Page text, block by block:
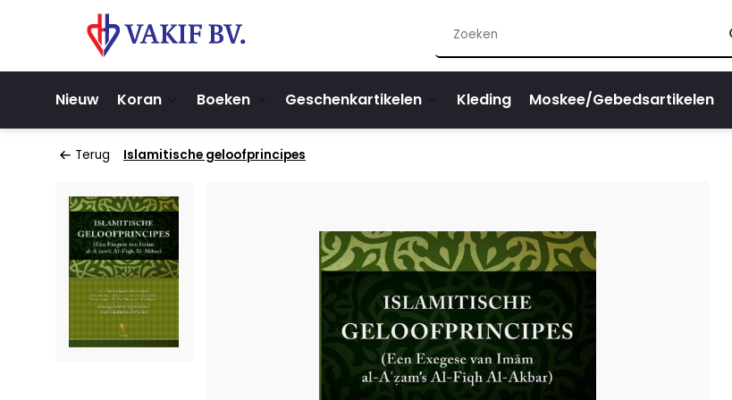
Nieuw Koran Boeken Geschenkartikelen Kleding Moskee/Gebedsartikelen
Terug Islamitische geloofprincipes